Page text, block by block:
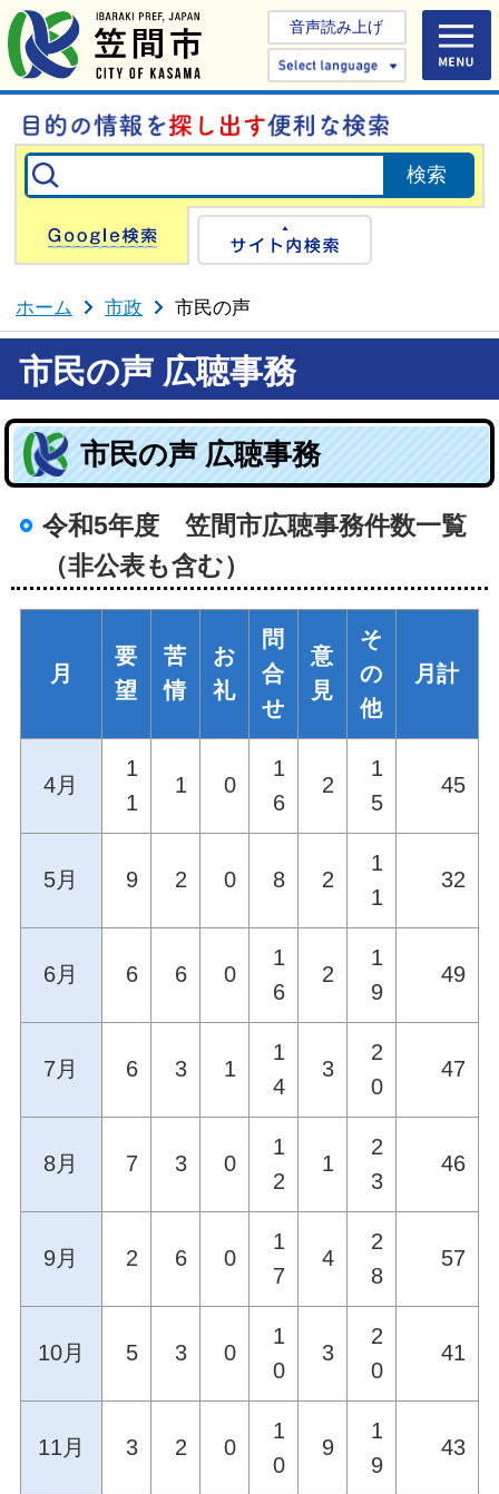
音声読み上げ
Select
Google検索
ホーム 市政 市民の声
市民の声 広聴事務
市民の声 広聴事務
令和5年度 笠間市広聴事務件数一覧
（非公表も含む）
月
要
望
苦
情
お
礼
問
合
せ
意
見
そ
の
他
月計
4月
1
1
1 0
1
6
2
1
5
45
5月 9 2 0 8 2
1
1
32
6月 6 6 0
1
6
2
1
9
49
7月 6 3 1
1
4
3
2
0
47
8月 7 3 0
1
2
1
2
3
46
9月 2 6 0
1
7
4
2
8
57
10月 5 3 0
1
0
3
2
0
41
11月 3 2 0
1
0
9
1
9
43